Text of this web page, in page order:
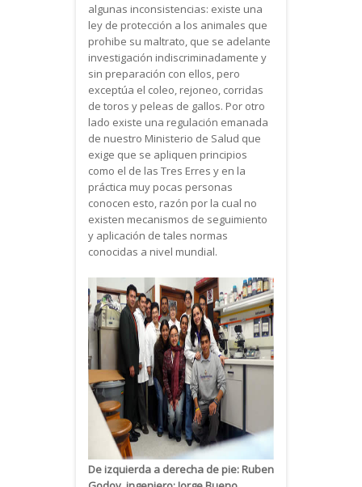
algunas inconsistencias: existe una
ley de protección a los animales que
prohibe su maltrato, que se adelante
investigación indiscriminadamente y
sin preparación con ellos, pero
exceptúa el coleo, rejoneo, corridas
de toros y peleas de gallos. Por otro
lado existe una regulación emanada
de nuestro Ministerio de Salud que
exige que se apliquen principios
como el de las Tres Erres y en la
práctica muy pocas personas
conocen esto, razón por la cual no
existen mecanismos de seguimiento
y aplicación de tales normas
conocidas a nivel mundial.
De izquierda a derecha de pie: Ruben